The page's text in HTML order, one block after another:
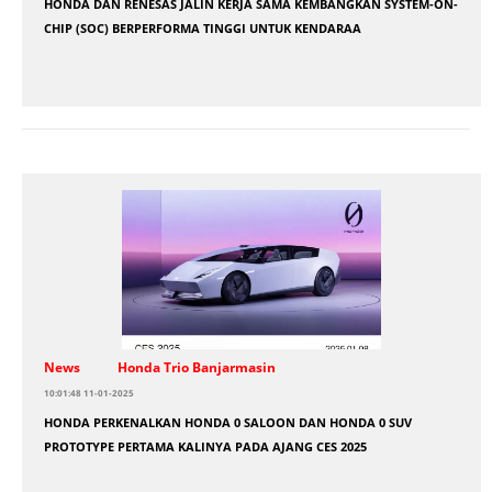
HONDA DAN RENESAS JALIN KERJA SAMA KEMBANGKAN SYSTEM-ON-
CHIP (SOC) BERPERFORMA TINGGI UNTUK KENDARAA
News Honda Trio Banjarmasin
10:01:48 11-01-2025
HONDA PERKENALKAN HONDA 0 SALOON DAN HONDA 0 SUV
PROTOTYPE PERTAMA KALINYA PADA AJANG CES 2025